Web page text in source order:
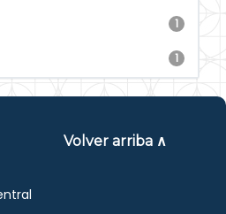
1
1
Volver arriba ∧